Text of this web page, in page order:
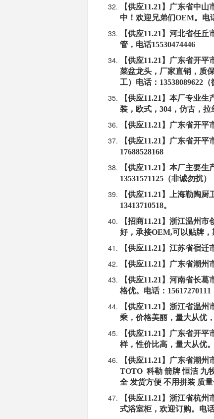
【供应11.21】广东省中
中！欢迎兄弟们OEM。电
【供应11.21】河北省任
管，电话15530474446
【供应11.21】广东省开
菜盆龙头，厂家直销，质
工）电话：13538089622（
【供应11.21】本厂专业
装，欧式，304，仿古，拉
【供应11.21】广东省开
【供应11.21】广东省开
17688528168
【供应11.21】本厂主要
13531571125（非诚勿扰）
【供应11.21】上海勒陶
13413710518。
【招商11.21】浙江温州
好，承接OEM,可以贴牌，
【供应11.21】江苏省宿
【供应11.21】广东省潮州
【供应11.21】河南省长
格优。电话：15617270111
【供应11.21】浙江省温
乘，价格美丽，量大从优
【供应11.21】广东省开
样，性价比高，量大从优
【供应11.21】广东省潮
TOTO 科勒 箭牌 恒洁 九
全 发货方便 不用拼装 质
【供应11.21】浙江省杭
式浴室柜，欢迎订购。电